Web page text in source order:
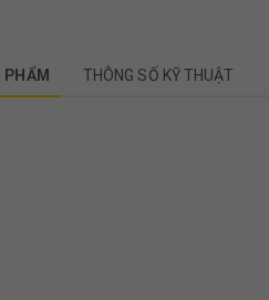
THÔNG SỐ KỸ THUẬT